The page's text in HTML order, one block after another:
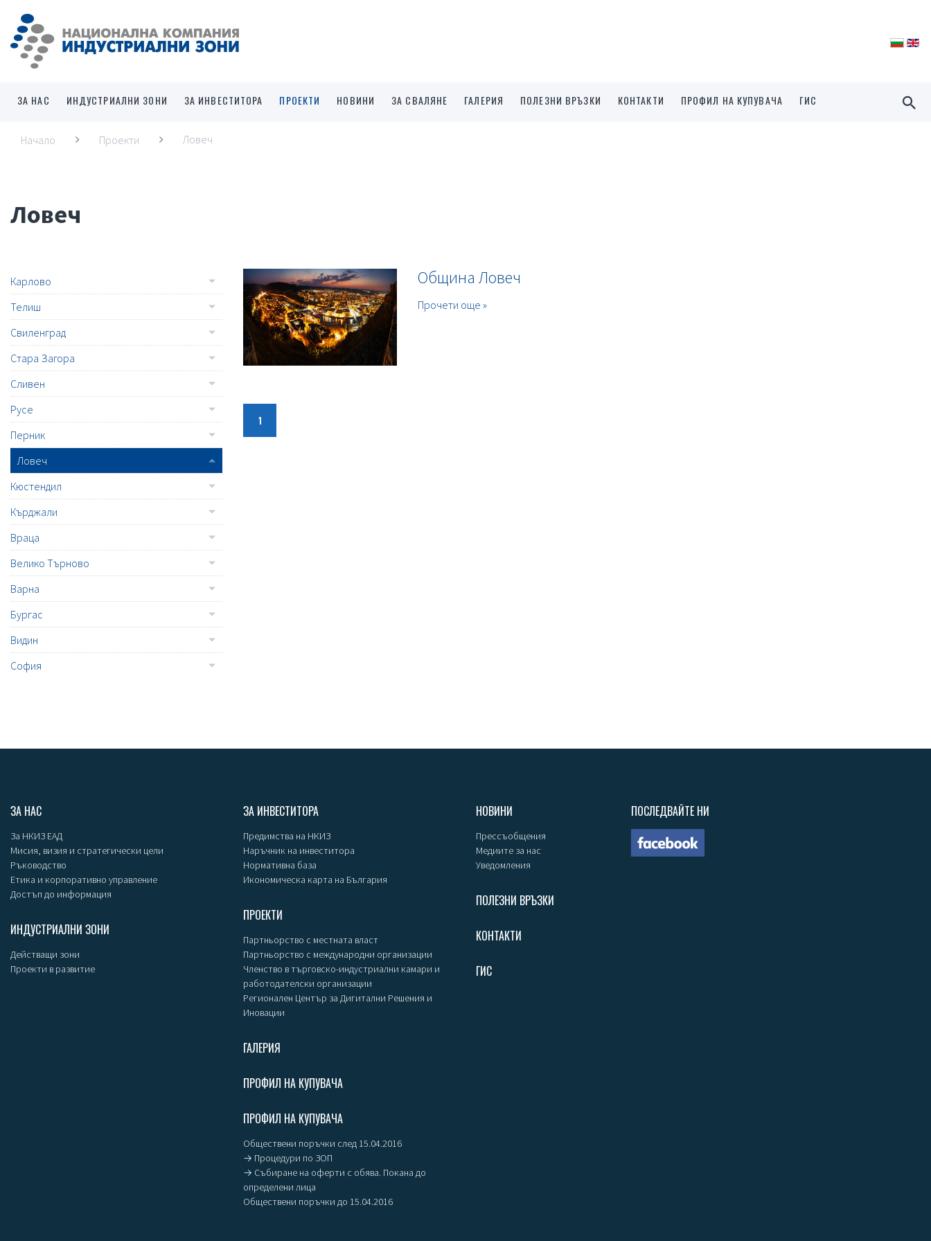
ЗА НАС ИНДУСТРИАЛНИ ЗОНИ ЗА ИНВЕСТИТОРА ПРОЕКТИ НОВИНИ ЗА СВАЛЯНЕ ГАЛЕРИЯ ПОЛЕЗНИ ВРЪЗКИ КОНТАКТИ ПРОФИЛ НА КУПУВАЧА ГИС
Начало Проекти Ловеч
Ловеч
Карлово
Телиш
Свиленград
Стара Загора
Сливен
Русе
Перник
Ловеч
Кюстендил
Кърджали
Враца
Велико Търново
Варна
Бургас
Видин
София
Община Ловеч
Прочети още »
1
ЗА НАС
За НКИЗ ЕАД
Мисия, визия и стратегически цели
Ръководство
Етика и корпоративно управление
Достъп до информация
ИНДУСТРИАЛНИ ЗОНИ
Действащи зони
Проекти в развитие
ЗА ИНВЕСТИТОРА
Предимства на НКИЗ
Наръчник на инвеститора
Нормативна база
Икономическа карта на България
ПРОЕКТИ
Партньорство с местната власт
Партньорство с международни организации
Членство в търговско-индустриални камари и
работодателски организации
Регионален Център за Дигитални Решения и
Иновации
ГАЛЕРИЯ
ПРОФИЛ НА КУПУВАЧА
ПРОФИЛ НА КУПУВАЧА
Обществени поръчки след 15.04.2016
→ Процедури по ЗОП
→ Събиране на оферти с обява. Покана до
определени лица
Обществени поръчки до 15.04.2016
НОВИНИ
Прессъобщения
Медиите за нас
Уведомления
ПОЛЕЗНИ ВРЪЗКИ
КОНТАКТИ
ГИС
ПОСЛЕДВАЙТЕ НИ